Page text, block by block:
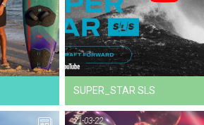
11-09-23
NEWS
SUPER_STAR SLS
21-03-22